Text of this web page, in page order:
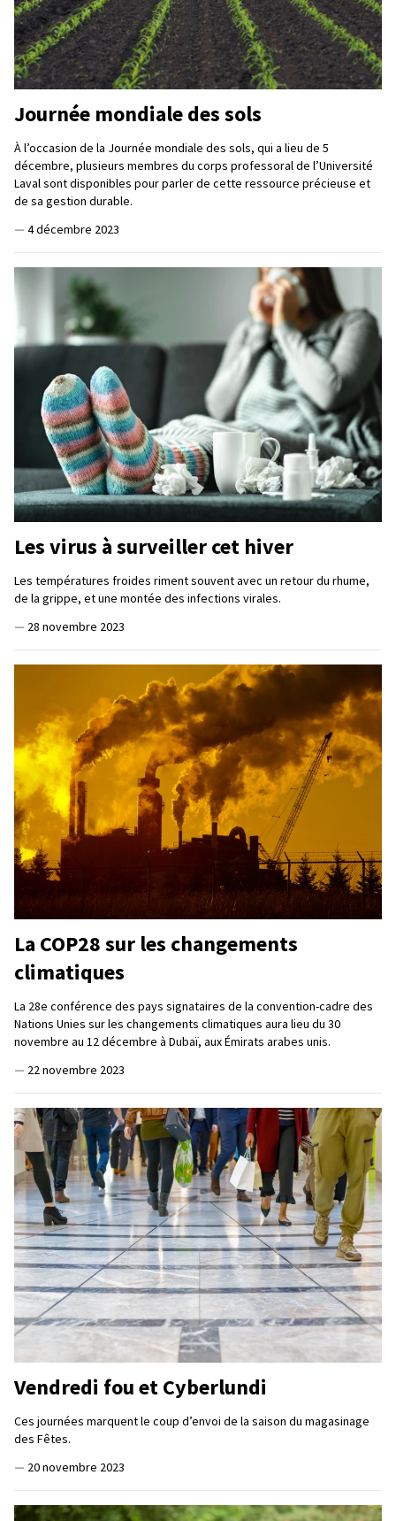
Journée mondiale des sols
À l’occasion de la Journée mondiale des sols, qui a lieu de 5
décembre, plusieurs membres du corps professoral de l’Université
Laval sont disponibles pour parler de cette ressource précieuse et
de sa gestion durable.
— 4 décembre 2023
Les virus à surveiller cet hiver
Les températures froides riment souvent avec un retour du rhume,
de la grippe, et une montée des infections virales.
— 28 novembre 2023
La COP28 sur les changements
climatiques
La 28e conférence des pays signataires de la convention-cadre des
Nations Unies sur les changements climatiques aura lieu du 30
novembre au 12 décembre à Dubaï, aux Émirats arabes unis.
— 22 novembre 2023
Vendredi fou et Cyberlundi
Ces journées marquent le coup d’envoi de la saison du magasinage
des Fêtes.
— 20 novembre 2023